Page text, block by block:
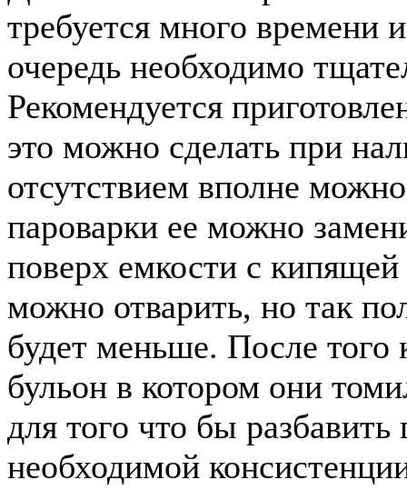
требуется много времени
очередь необходимо
Рекомендуется
это можно сделать при
отсутствием вполне
пароварки ее можно
поверх емкости с
можно отварить, но так
будет меньше. После того
бульон в котором они
для того что бы
необходимой